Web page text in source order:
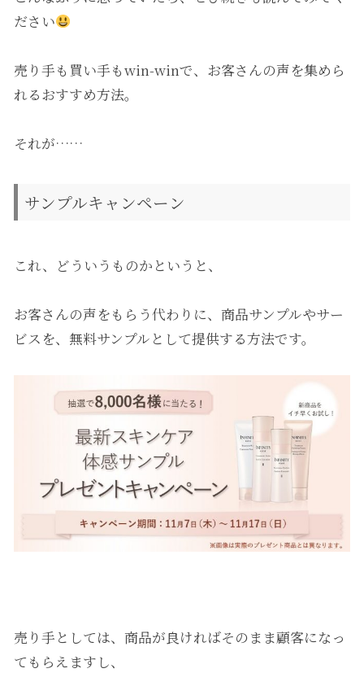
ださい
売り手も買い手もwin-winで、お客さんの声を集めら
れるおすすめ方法。
それが……
サンプルキャンペーン
これ、どういうものかというと、
お客さんの声をもらう代わりに、商品サンプルやサー
ビスを、無料サンプルとして提供する方法です。
売り手としては、商品が良ければそのまま顧客になっ
てもらえますし、